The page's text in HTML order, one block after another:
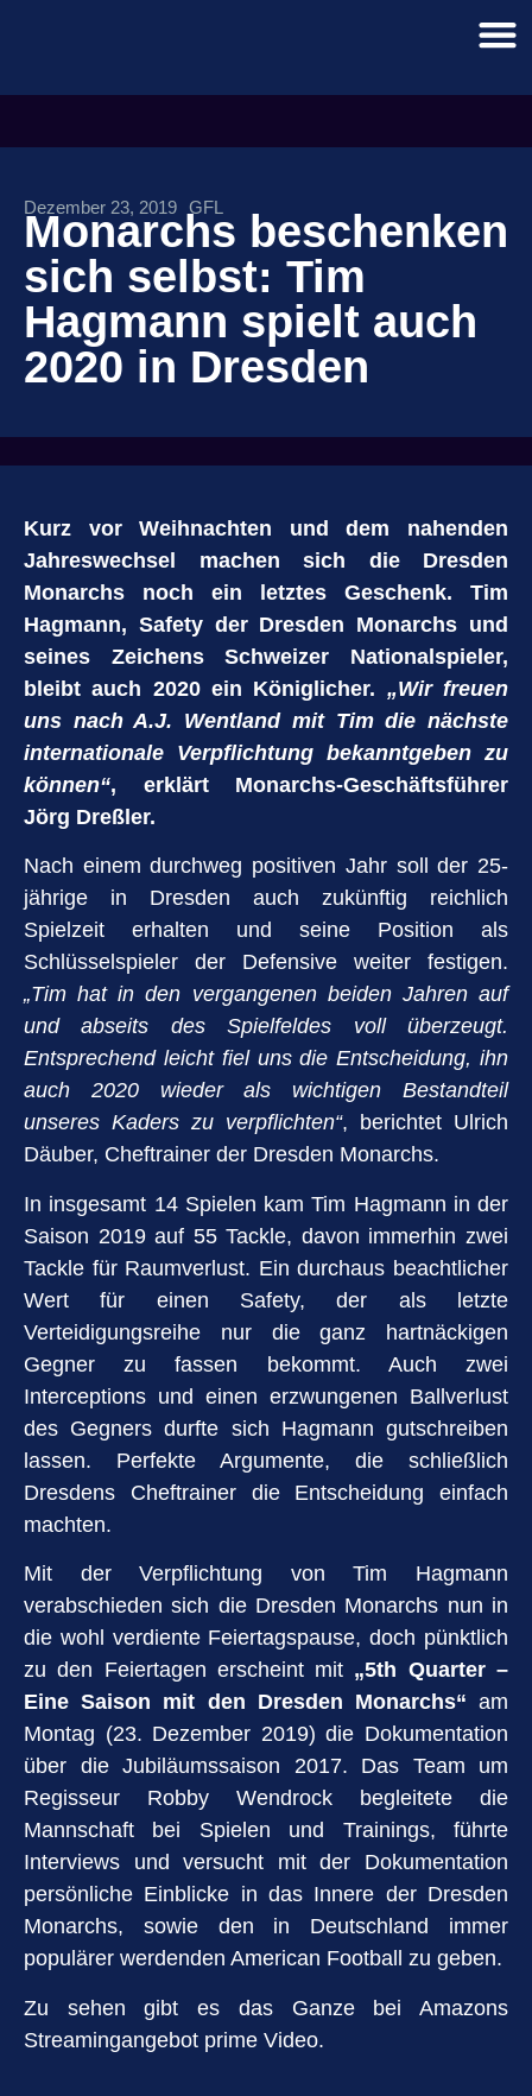
Dezember 23, 2019 GFL
Monarchs beschenken
sich selbst: Tim
Hagmann spielt auch
2020 in Dresden
Kurz vor Weihnachten und dem nahenden
Jahreswechsel machen sich die Dresden
Monarchs noch ein letztes Geschenk. Tim
Hagmann, Safety der Dresden Monarchs und
seines Zeichens Schweizer Nationalspieler,
bleibt auch 2020 ein Königlicher. „Wir freuen
uns nach A.J. Wentland mit Tim die nächste
internationale Verpflichtung bekanntgeben zu
können“, erklärt Monarchs-Geschäftsführer
Jörg Dreßler.
Nach einem durchweg positiven Jahr soll der 25-
jährige in Dresden auch zukünftig reichlich
Spielzeit erhalten und seine Position als
Schlüsselspieler der Defensive weiter festigen.
„Tim hat in den vergangenen beiden Jahren auf
und abseits des Spielfeldes voll überzeugt.
Entsprechend leicht fiel uns die Entscheidung, ihn
auch 2020 wieder als wichtigen Bestandteil
unseres Kaders zu verpflichten“, berichtet Ulrich
Däuber, Cheftrainer der Dresden Monarchs.
In insgesamt 14 Spielen kam Tim Hagmann in der
Saison 2019 auf 55 Tackle, davon immerhin zwei
Tackle für Raumverlust. Ein durchaus beachtlicher
Wert für einen Safety, der als letzte
Verteidigungsreihe nur die ganz hartnäckigen
Gegner zu fassen bekommt. Auch zwei
Interceptions und einen erzwungenen Ballverlust
des Gegners durfte sich Hagmann gutschreiben
lassen. Perfekte Argumente, die schließlich
Dresdens Cheftrainer die Entscheidung einfach
machten.
Mit der Verpflichtung von Tim Hagmann
verabschieden sich die Dresden Monarchs nun in
die wohl verdiente Feiertagspause, doch pünktlich
zu den Feiertagen erscheint mit „5th Quarter –
Eine Saison mit den Dresden Monarchs“ am
Montag (23. Dezember 2019) die Dokumentation
über die Jubiläumssaison 2017. Das Team um
Regisseur Robby Wendrock begleitete die
Mannschaft bei Spielen und Trainings, führte
Interviews und versucht mit der Dokumentation
persönliche Einblicke in das Innere der Dresden
Monarchs, sowie den in Deutschland immer
populärer werdenden American Football zu geben.
Zu sehen gibt es das Ganze bei Amazons
Streamingangebot prime Video.